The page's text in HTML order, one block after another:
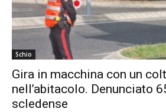
Schio
Gira in macchina con un
nell’abitacolo. Denunciato
scledense